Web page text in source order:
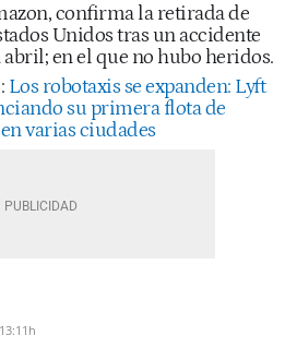
confirma la retirada de
Unidos tras un accidente
en el que no hubo heridos.
: Los robotaxis se expanden: Lyft
su primera flota de
varias ciudades
13:11h